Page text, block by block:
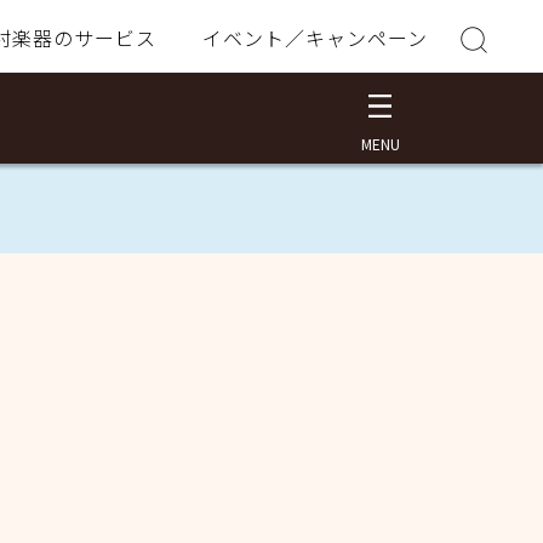
楽器のサービス イベント／キャンペーン